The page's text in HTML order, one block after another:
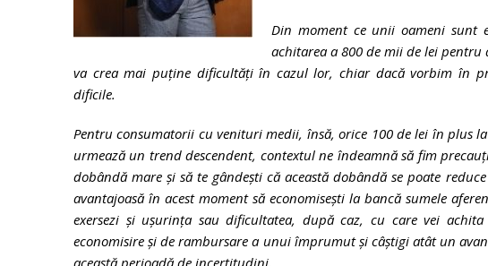
Din moment ce unii oameni sunt
achitarea a 800 de mii de lei
va crea mai puține dificultăți în cazul lor, chiar dacă vorbim în
dificile.
Pentru consumatorii cu venituri medii, însă, orice 100 de lei în plus
urmează un trend descendent, contextul ne îndeamnă să fim
dobândă mare și să te gândești că această dobândă se poate
avantajoasă în acest moment să economisești la bancă sumele
exersezi și ușurința sau dificultatea, după caz, cu care vei
economisire și de rambursare a unui împrumut și câștigi atât un
această perioadă de incertitudini.